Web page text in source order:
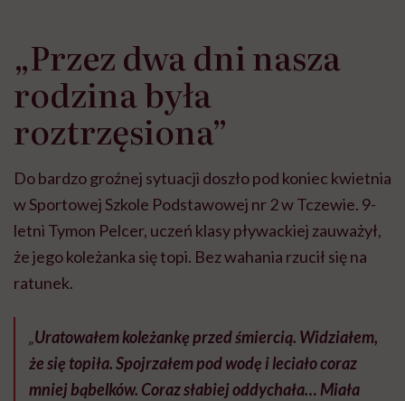
„Przez dwa dni nasza
rodzina była
roztrzęsiona”
Do bardzo groźnej sytuacji doszło pod koniec kwietnia
w Sportowej Szkole Podstawowej nr 2 w Tczewie. 9-
letni Tymon Pelcer, uczeń klasy pływackiej zauważył,
że jego koleżanka się topi. Bez wahania rzucił się na
ratunek.
„Uratowałem koleżankę przed śmiercią. Widziałem,
że się topiła. Spojrzałem pod wodę i leciało coraz
mniej bąbelków. Coraz słabiej oddychała… Miała